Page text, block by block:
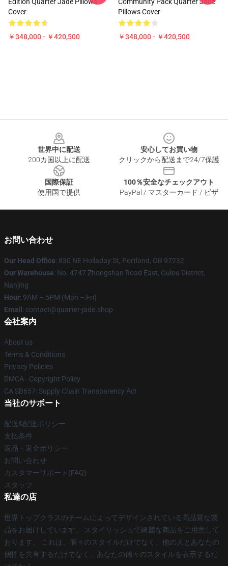
Cover
￥348,000 - ￥420,500
Pillows Cover
￥348,000 - ￥420,500
世界中に配送
200カ国以上に配送
安心してお買い物
クリックから配送まで24/7保護
国際保証
使用国で提供
100％安全なチェックアウト
PayPal / マスターカード / ビザ
お問い合わせ
Our Head Office: 830 NE Holladay St, Portland, OR 97232
Our Warehouse: No. 4747 Zhongshan Road East, Gulou District,
Nanjing
Hour: 9AM – 5PM (Mon – Fri)
Email : contact@quarter-jade.shop
会社案内
About us
Terms & Conditions
Privacy Policies
DMCA - Copyright Policy
CA SB657: Supply Chain Transparency Act
当社のサポート
配送&配送ポリシー
支払条件
返品・返金ポリシー
お問い合わせ
カスタマーサポート(FAQ)
スタッフ
私達の店
世界トップクラスのチームによってデザインされている高品質な製
品をお届けしています。 スタイリッシュで綺麗な商品をご用意して
おります。 これは、個々のスタイルだけでなく、他の人とあなたの
個性を共有するだけでなく、あなたの個々のスタイルを表示するだ